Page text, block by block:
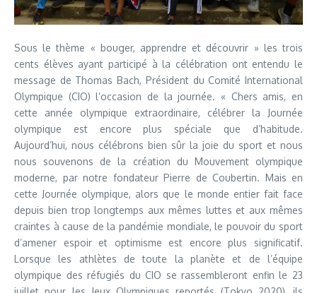
Sous le thème « bouger, apprendre et découvrir » les trois
cents élèves ayant participé à la célébration ont entendu le
message de Thomas Bach, Président du Comité International
Olympique (CIO) l’occasion de la journée. « Chers amis, en
cette année olympique extraordinaire, célébrer la Journée
olympique est encore plus spéciale que d’habitude.
Aujourd’hui, nous célébrons bien sûr la joie du sport et nous
nous souvenons de la création du Mouvement olympique
moderne, par notre fondateur Pierre de Coubertin. Mais en
cette Journée olympique, alors que le monde entier fait face
depuis bien trop longtemps aux mêmes luttes et aux mêmes
craintes à cause de la pandémie mondiale, le pouvoir du sport
d’amener espoir et optimisme est encore plus significatif.
Lorsque les athlètes de toute la planète et de l’équipe
olympique des réfugiés du CIO se rassembleront enfin le 23